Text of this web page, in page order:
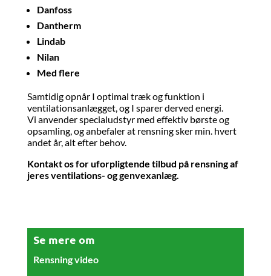
Danfoss
Dantherm
Lindab
Nilan
Med flere
Samtidig opnår I optimal træk og funktion i
ventilationsanlægget, og I sparer derved energi.
Vi anvender specialudstyr med effektiv børste og
opsamling, og anbefaler at rensning sker min. hvert
andet år, alt efter behov.
Kontakt os for uforpligtende tilbud på rensning af
jeres ventilations- og genvexanlæg.
Se mere om
Rensning video